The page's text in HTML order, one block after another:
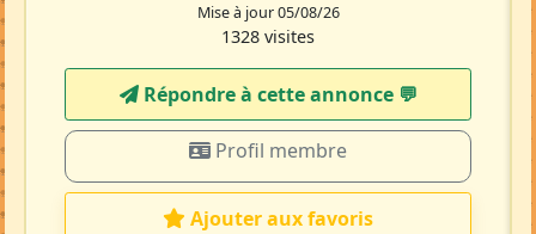
Mise à jour 05/08/26
1328 visites
Répondre à cette annonce 💬​
Profil membre
Ajouter aux favoris